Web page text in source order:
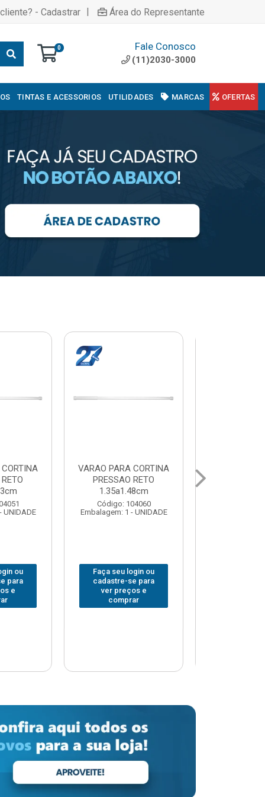
- Cadastrar | Área do Representante
0 Fale Conosco
(11)2030-3000
TINTAS E ACESSORIOS UTILIDADES MARCAS OFERTAS
CORTINA
RETO
- UNIDADE
ou
para
e
VARAL PARA TETO
MAXEB ACO 1.40m
Código: 104086
Embalagem: 1 - UNIDADE
Faça seu login ou
cadastre-se para
ver preços e
comprar